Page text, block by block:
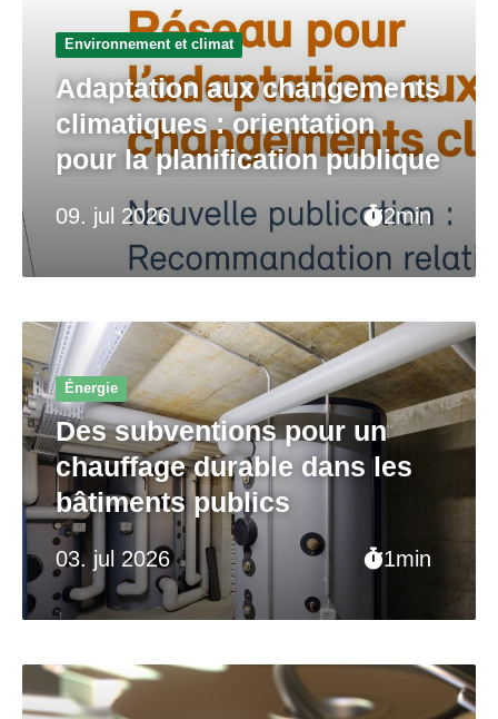
09. jul 2026 2min
Environnement et climat
Adaptation aux changements
climatiques : orientation
pour la planification publique
03. jul 2026 1min
Énergie
Des subventions pour un
chauffage durable dans les
bâtiments publics